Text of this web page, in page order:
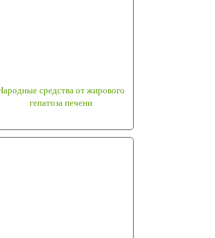
средства от жирового
гепатоза печени